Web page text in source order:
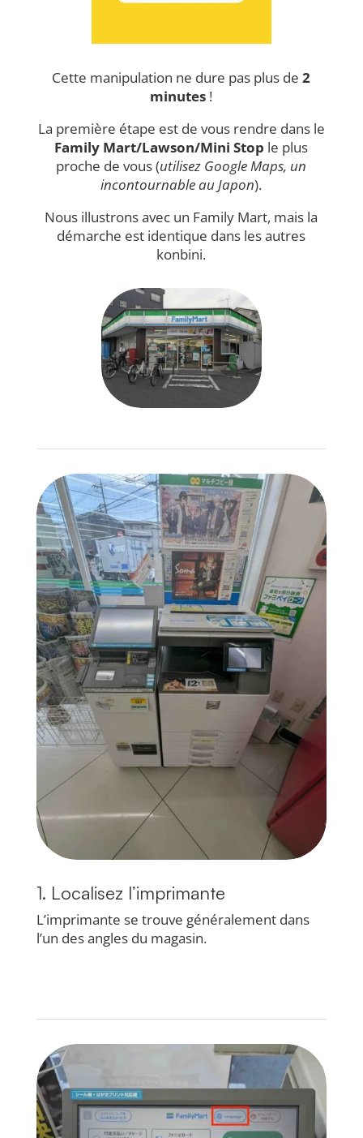
Cette manipulation ne dure pas plus de2
minutes !
La première étape est de vous rendre dans le
Family Mart/Lawson/Mini Stop le plus
proche de vous (utilisez Google Maps, un
incontournable au Japon).
Nous illustrons avec un Family Mart, mais la
démarche est identique dans les autres
konbini.
1. Localisez l’imprimante
L’imprimante se trouve généralement dans
l’un des angles du magasin.